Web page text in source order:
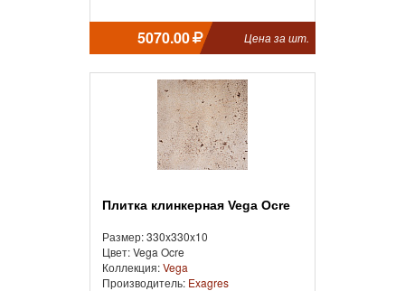
5070.00 Цена за шт.
Плитка клинкерная Vega Ocre
Размер: 330x330x10
Цвет: Vega Ocre
Коллекция:Vega
Производитель: Exagres